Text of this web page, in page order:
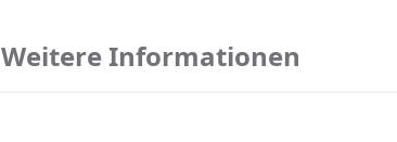
Weitere Informationen